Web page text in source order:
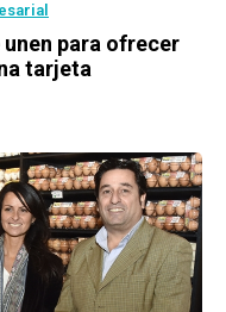
unen para ofrecer
tarjeta